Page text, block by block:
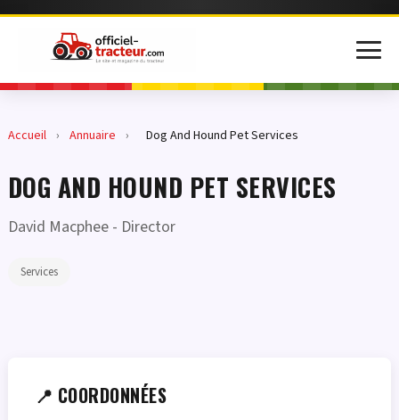
Accueil › Annuaire › Dog And Hound Pet Services
DOG AND HOUND PET SERVICES
David Macphee - Director
Services
📍 COORDONNÉES